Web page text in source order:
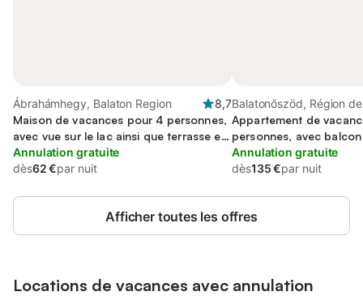
Ábrahámhegy, Balaton Region
8,7
Maison de vacances pour 4 personnes,
avec vue sur le lac ainsi que terrasse et
jardin
Annulation gratuite
dès62 €par nuit
Balatonőszöd, Région de
Balatonföldvár
Appartement de
personnes, avec
sur le lac et jardin
Annulation gratuite
dès135 €par nuit
Afficher toutes les offres
Locations de vacances avec annulation